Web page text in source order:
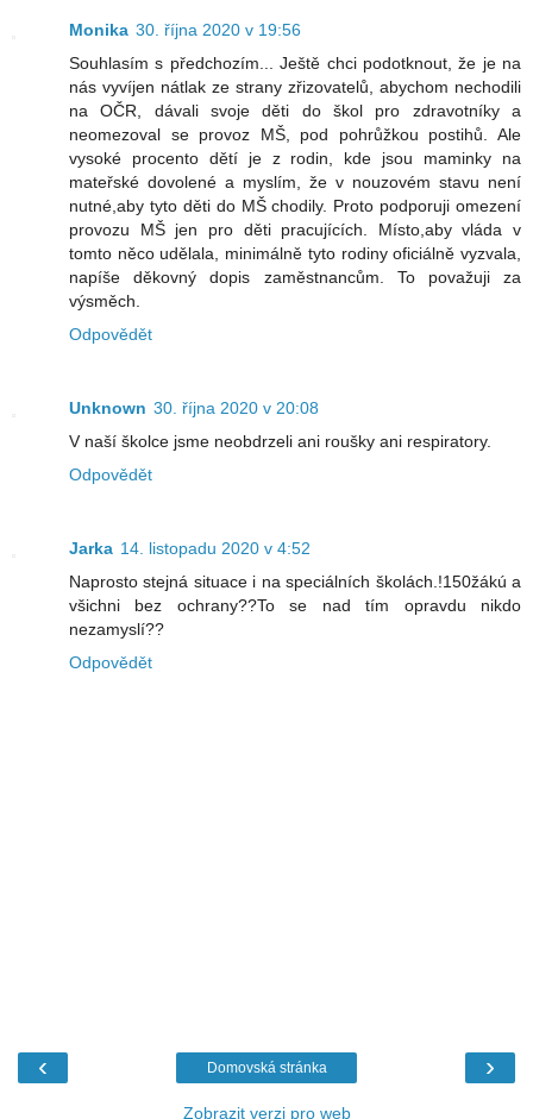
Monika 30. října 2020 v 19:56
Souhlasím s předchozím... Ještě chci podotknout, že je na
nás vyvíjen nátlak ze strany zřizovatelů, abychom nechodili
na OČR, dávali svoje děti do škol pro zdravotníky a
neomezoval se provoz MŠ, pod pohrůžkou postihů. Ale
vysoké procento dětí je z rodin, kde jsou maminky na
mateřské dovolené a myslím, že v nouzovém stavu není
nutné,aby tyto děti do MŠ chodily. Proto podporuji omezení
provozu MŠ jen pro děti pracujících. Místo,aby vláda v
tomto něco udělala, minimálně tyto rodiny oficiálně vyzvala,
napíše děkovný dopis zaměstnancům. To považuji za
výsměch.
Odpovědět
Unknown 30. října 2020 v 20:08
V naší školce jsme neobdrzeli ani roušky ani respiratory.
Odpovědět
Jarka 14. listopadu 2020 v 4:52
Naprosto stejná situace i na speciálních školách.!150žákú a
všichni bez ochrany??To se nad tím opravdu nikdo
nezamyslí??
Odpovědět
‹ ›
Domovská stránka
Zobrazit verzi pro web